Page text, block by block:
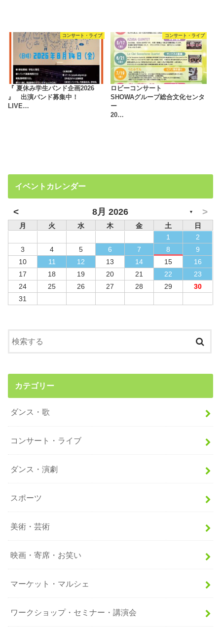
コンサート・ライブ
『 夏休み学生バンド企画2026
』 出演バンド募集中！
LIVE…
コンサート・ライブ
ロビーコンサート
SHOWAグループ総合文化センタ
ー
20…
イベントカレンダー
< 8月 2026 ▼ >
月 火 水 木 金 土
日
1
2
3
4 5 6 7 8
9
10
11 12 13 14 15
16
17
18 19 20 21 22
23
24
25 26 27 28 29
30
31
カテゴリー
ダンス・歌
コンサート・ライブ
ダンス・演劇
スポーツ
美術・芸術
映画・寄席・お笑い
マーケット・マルシェ
ワークショップ・セミナー・講演会